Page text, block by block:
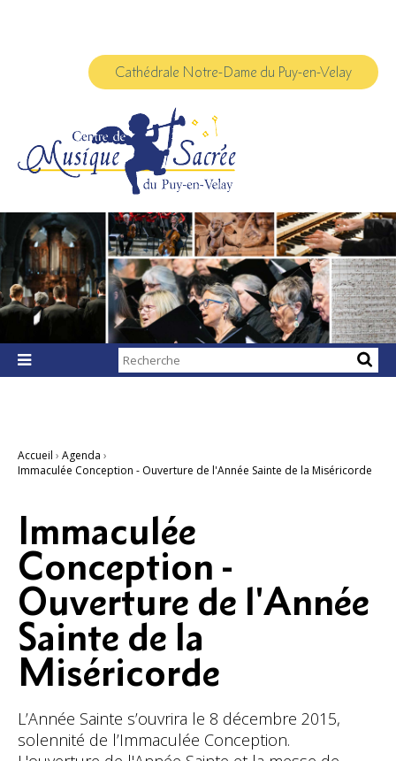
Cathédrale Notre-Dame du Puy-en-Velay

Chercher par
Recherche
Accueil › Agenda ›
Immaculée Conception - Ouverture de l'Année Sainte de la Miséricorde
Immaculée
Conception -
Ouverture de l'Année
Sainte de la
Miséricorde
L’Année Sainte s’ouvrira le 8 décembre 2015,
solennité de l’Immaculée Conception.